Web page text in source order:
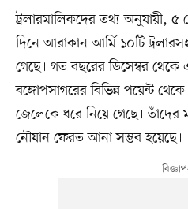
ট্রলারমালিকদের তথ্য অনুযায়ী, ৫
দিনে আরাকান আর্মি ১০টি
গেছে। গত বছরের ডিসেম্বর থেকে
বঙ্গোপসাগরের বিভিন্ন পয়েন্ট
জেলেকে ধরে নিয়ে গেছে।
নৌযান ফেরত আনা সম্ভব হয়েছে।